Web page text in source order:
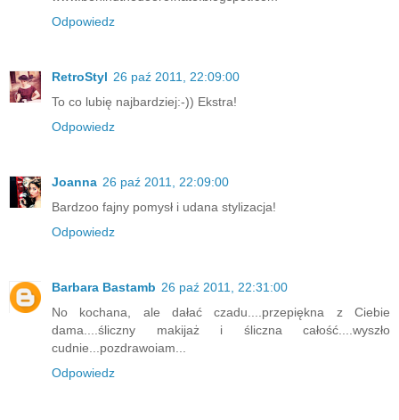
Odpowiedz
RetroStyl 26 paź 2011, 22:09:00
To co lubię najbardziej:-)) Ekstra!
Odpowiedz
Joanna 26 paź 2011, 22:09:00
Bardzoo fajny pomysł i udana stylizacja!
Odpowiedz
Barbara Bastamb 26 paź 2011, 22:31:00
No kochana, ale dałać czadu....przepiękna z Ciebie
dama....śliczny makijaż i śliczna całość....wyszło
cudnie...pozdrawoiam...
Odpowiedz